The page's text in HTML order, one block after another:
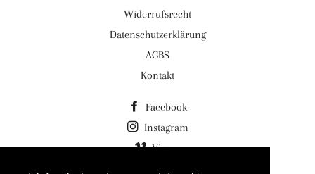
Widerrufsrecht
Datenschutzerklärung
AGBS
Kontakt
Facebook
Instagram
Vimeo